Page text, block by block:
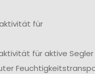
für
für aktive Segler